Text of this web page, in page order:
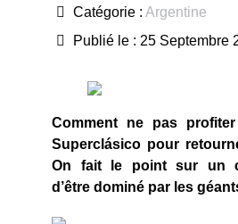
Catégorie : Argentine
Publié le : 25 Septembre
Comment ne pas
Superclásico pour
On fait le point sur un
d’être dominé par les